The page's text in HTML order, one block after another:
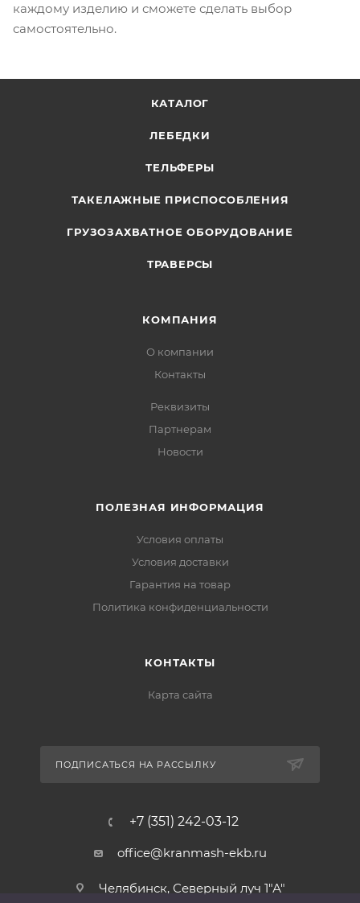
каждому изделию и сможете сделать выбор
самостоятельно.
КАТАЛОГ
ЛЕБЕДКИ
ТЕЛЬФЕРЫ
ТАКЕЛАЖНЫЕ ПРИСПОСОБЛЕНИЯ
ГРУЗОЗАХВАТНОЕ ОБОРУДОВАНИЕ
ТРАВЕРСЫ
КОМПАНИЯ
О компании
Контакты
Реквизиты
Партнерам
Новости
ПОЛЕЗНАЯ ИНФОРМАЦИЯ
Условия оплаты
Условия доставки
Гарантия на товар
Политика конфиденциальности
КОНТАКТЫ
Карта сайта
ПОДПИСАТЬСЯ НА РАССЫЛКУ
+7 (351) 242-03-12
office@kranmash-ekb.ru
Челябинск, Северный луч 1"А"